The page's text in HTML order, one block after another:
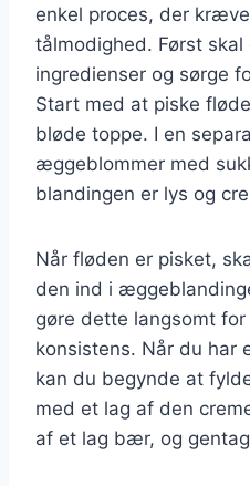
enkel proces, der
tålmodighed. Først
ingredienser og sørge
Start med at piske
bløde toppe. I en
æggeblommer med
blandingen er lys og
Når fløden er pisket,
den ind i
gøre dette langsomt
konsistens. Når du har
kan du begynde at
med et lag af den
af et lag bær, og